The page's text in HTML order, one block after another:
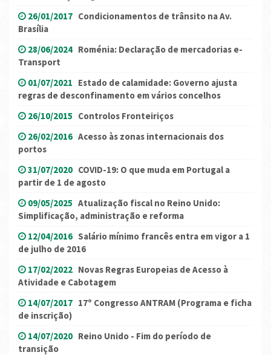
26/01/2017 Condicionamentos de trânsito na Av.
Brasília
28/06/2024 Roménia: Declaração de mercadorias e-
Transport
01/07/2021 Estado de calamidade: Governo ajusta
regras de desconfinamento em vários concelhos
26/10/2015 Controlos Fronteiriços
26/02/2016 Acesso às zonas internacionais dos
portos
31/07/2020 COVID-19: O que muda em Portugal a
partir de 1 de agosto
09/05/2025 Atualização fiscal no Reino Unido:
Simplificação, administração e reforma
12/04/2016 Salário mínimo francês entra em vigor a 1
de julho de 2016
17/02/2022 Novas Regras Europeias de Acesso à
Atividade e Cabotagem
14/07/2017 17º Congresso ANTRAM (Programa e ficha
de inscrição)
14/07/2020 Reino Unido - Fim do período de
transição